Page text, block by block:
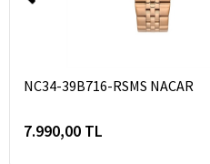
NC34-39B716-RSMS NACAR
7.990,00 TL